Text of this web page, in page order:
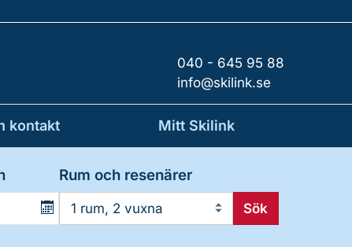
040 - 645 95 88
info@skilink.se
kontakt Mitt Skilink
Rum och resenärer
1 rum, 2 vuxna Sök